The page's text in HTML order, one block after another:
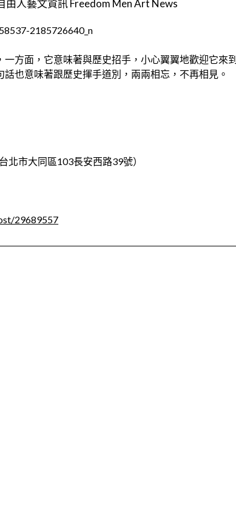
由人藝文資訊 Freedom Men Art News
一方面，它意味著與歷史招手，小心翼翼地歡迎它來到
也意味著跟歷史揮手道別，兩兩相忘，不再相見。
北市大同區103長安西路39號）
29689557